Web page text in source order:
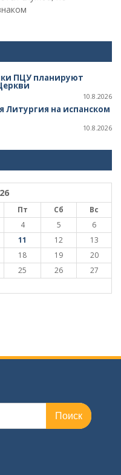
ПЦУ планируют
10.8.2026
Литургия на испанском
10.8.2026
Пт Сб
Вс
4 5
6
11 12
13
18 19
20
25 26
27